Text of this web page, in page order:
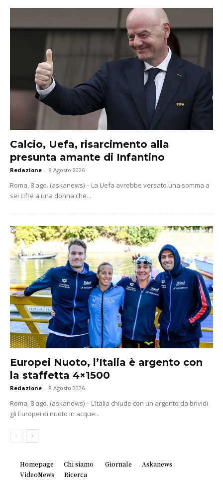
Calcio, Uefa, risarcimento alla
presunta amante di Infantino
Redazione - 8 Agosto 2026
Roma, 8 ago. (askanews) – La Uefa avrebbe versato una somma a
sei cifre a una donna che...
Europei Nuoto, l’Italia è argento con
la staffetta 4×1500
Redazione - 8 Agosto 2026
Roma, 8 ago. (askanews) – L’Italia chiude con un argento da brividi
gli Europei di nuoto in acque...
Homepage Chi siamo Giornale
Askanews
VideoNews
Ricerca